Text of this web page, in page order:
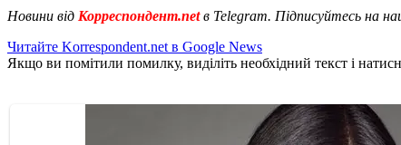
Новини від Корреспондент.netв Telegram. Підписуйтесь на
Читайте Korrespondent.net в Google News
Якщо ви помітили помилку, виділіть необхідний текст і